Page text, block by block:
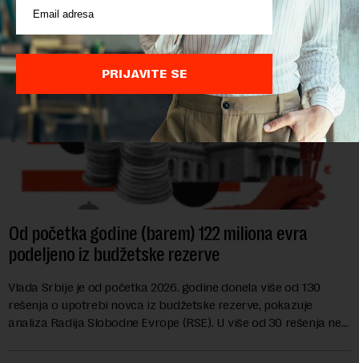
Od početka godine (barem) 122 miliona evra
podeljeno iz budžetske rezerve
Vlada Srbije je od početka 2026. godine donela više od 130
rešenja o upotrebi novca iz budžetske rezerve, pokazuje
analiza Radija Slobodne Evrope (RSE). U više od 30 rešenja ne
PRIJAVITE SE